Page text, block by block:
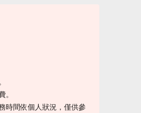
時間依個人狀況，僅供參